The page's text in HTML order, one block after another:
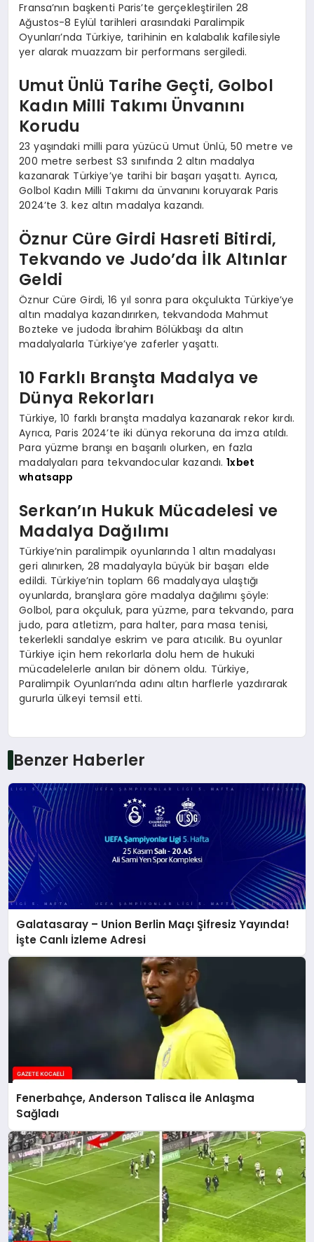
Fransa’nın başkenti Paris’te gerçekleştirilen 28
Ağustos-8 Eylül tarihleri arasındaki Paralimpik
Oyunları’nda Türkiye, tarihinin en kalabalık kafilesiyle
yer alarak muazzam bir performans sergiledi.
Umut Ünlü Tarihe Geçti, Golbol
Kadın Milli Takımı Ünvanını
Korudu
23 yaşındaki milli para yüzücü Umut Ünlü, 50 metre ve
200 metre serbest S3 sınıfında 2 altın madalya
kazanarak Türkiye’ye tarihi bir başarı yaşattı. Ayrıca,
Golbol Kadın Milli Takımı da ünvanını koruyarak Paris
2024’te 3. kez altın madalya kazandı.
Öznur Cüre Girdi Hasreti Bitirdi,
Tekvando ve Judo’da İlk Altınlar
Geldi
Öznur Cüre Girdi, 16 yıl sonra para okçulukta Türkiye’ye
altın madalya kazandırırken, tekvandoda Mahmut
Bozteke ve judoda İbrahim Bölükbaşı da altın
madalyalarla Türkiye’ye zaferler yaşattı.
10 Farklı Branşta Madalya ve
Dünya Rekorları
Türkiye, 10 farklı branşta madalya kazanarak rekor kırdı.
Ayrıca, Paris 2024’te iki dünya rekoruna da imza atıldı.
Para yüzme branşı en başarılı olurken, en fazla
madalyaları para tekvandocular kazandı.1xbet
whatsapp
Serkan’ın Hukuk Mücadelesi ve
Madalya Dağılımı
Türkiye’nin paralimpik oyunlarında 1 altın madalyası
geri alınırken, 28 madalyayla büyük bir başarı elde
edildi. Türkiye’nin toplam 66 madalyaya ulaştığı
oyunlarda, branşlara göre madalya dağılımı şöyle:
Golbol, para okçuluk, para yüzme, para tekvando, para
judo, para atletizm, para halter, para masa tenisi,
tekerlekli sandalye eskrim ve para atıcılık. Bu oyunlar
Türkiye için hem rekorlarla dolu hem de hukuki
mücadelelerle anılan bir dönem oldu. Türkiye,
Paralimpik Oyunları’nda adını altın harflerle yazdırarak
gururla ülkeyi temsil etti.
Benzer Haberler
Galatasaray – Union Berlin Maçı Şifresiz Yayında!
İşte Canlı İzleme Adresi
Fenerbahçe, Anderson Talisca İle Anlaşma
Sağladı